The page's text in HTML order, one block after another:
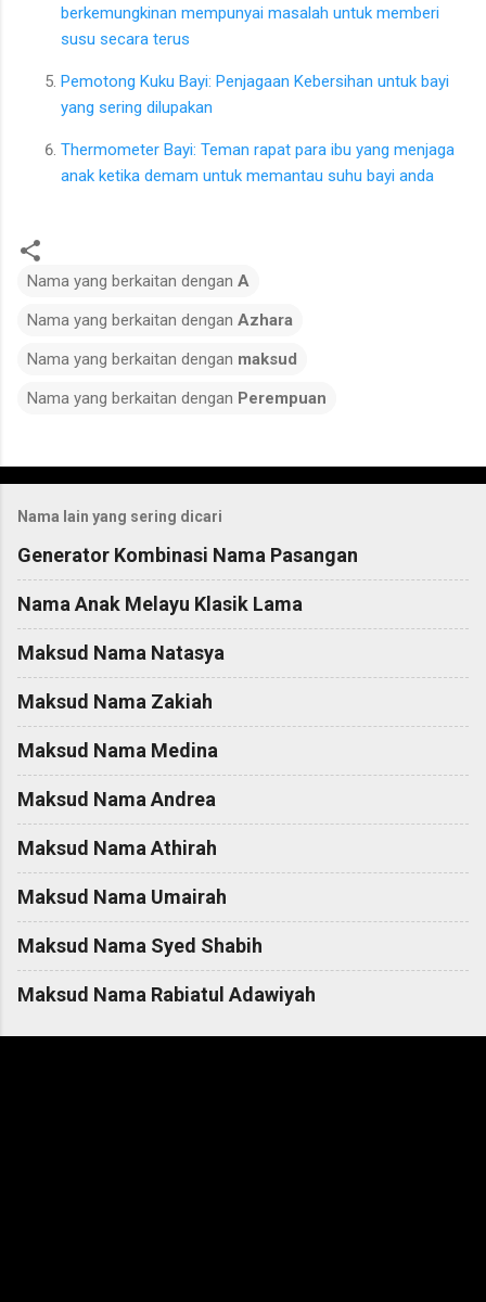
berkemungkinan mempunyai masalah untuk memberi
susu secara terus
Pemotong Kuku Bayi: Penjagaan Kebersihan untuk bayi
yang sering dilupakan
Thermometer Bayi: Teman rapat para ibu yang menjaga
anak ketika demam untuk memantau suhu bayi anda
Nama yang berkaitan dengan A
Nama yang berkaitan dengan Azhara
Nama yang berkaitan dengan maksud
Nama yang berkaitan dengan Perempuan
o
m
m
e
n
Nama lain yang sering dicari
Generator Kombinasi Nama Pasangan
Nama Anak Melayu Klasik Lama
Maksud Nama Natasya
Maksud Nama Zakiah
Maksud Nama Medina
Maksud Nama Andrea
Maksud Nama Athirah
Maksud Nama Umairah
Maksud Nama Syed Shabih
Maksud Nama Rabiatul Adawiyah